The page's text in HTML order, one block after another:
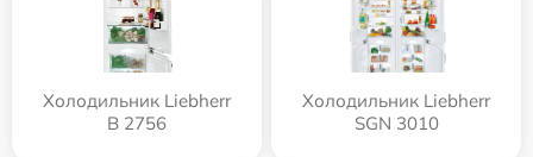
Холодильник Liebherr
B 2756
Холодильник Liebherr
SGN 3010